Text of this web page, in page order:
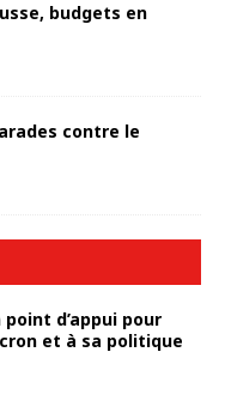
budgets en
contre le
point d’appui pour
et à sa politique